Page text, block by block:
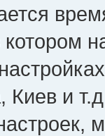
котором
Киев и